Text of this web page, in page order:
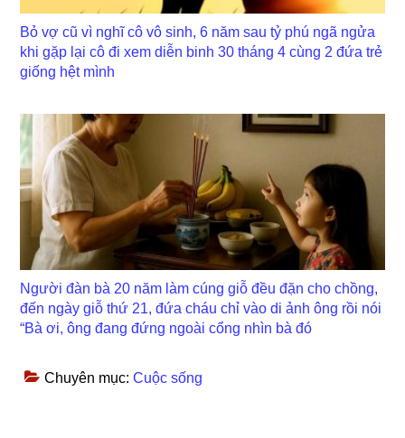
Bỏ vợ cũ vì nghĩ cô vô sinh, 6 năm sau tỷ phú ngã ngửa
khi gặp lại cô đi xem diễn binh 30 tháng 4 cùng 2 đứa trẻ
giống hệt mình
Người đàn bà 20 năm làm cúng giỗ đều đặn cho chồng,
đến ngày giỗ thứ 21, đứa cháu chỉ vào di ảnh ông rồi nói
“Bà ơi, ông đang đứng ngoài cổng nhìn bà đó
Chuyên mục:Cuộc sống